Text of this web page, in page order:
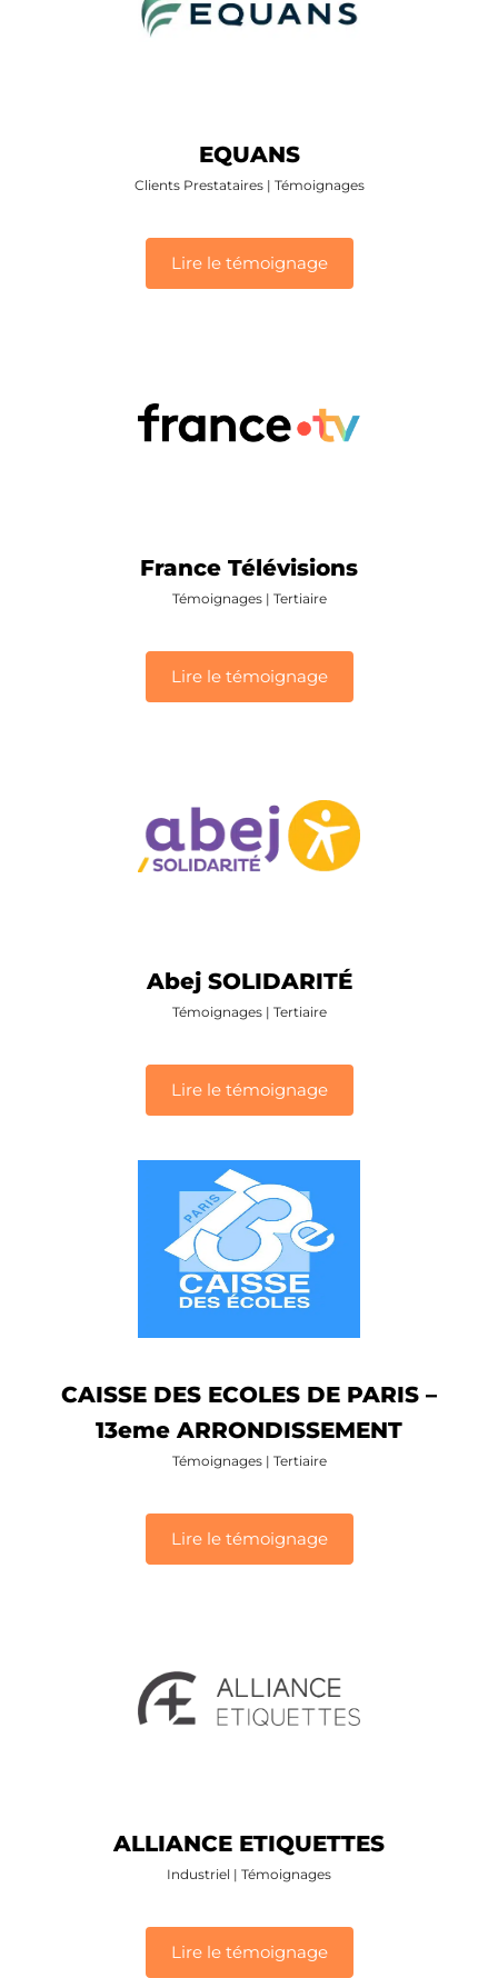
EQUANS
Clients Prestataires| Témoignages
Lire le témoignage
France Télévisions
Témoignages| Tertiaire
Lire le témoignage
Abej SOLIDARITÉ
Témoignages| Tertiaire
Lire le témoignage
CAISSE DES ECOLES DE PARIS –
13eme ARRONDISSEMENT
Témoignages| Tertiaire
Lire le témoignage
ALLIANCE ETIQUETTES
Industriel | Témoignages
Lire le témoignage